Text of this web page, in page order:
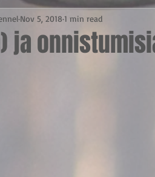
ja
Nov 5, 2018 1 min read